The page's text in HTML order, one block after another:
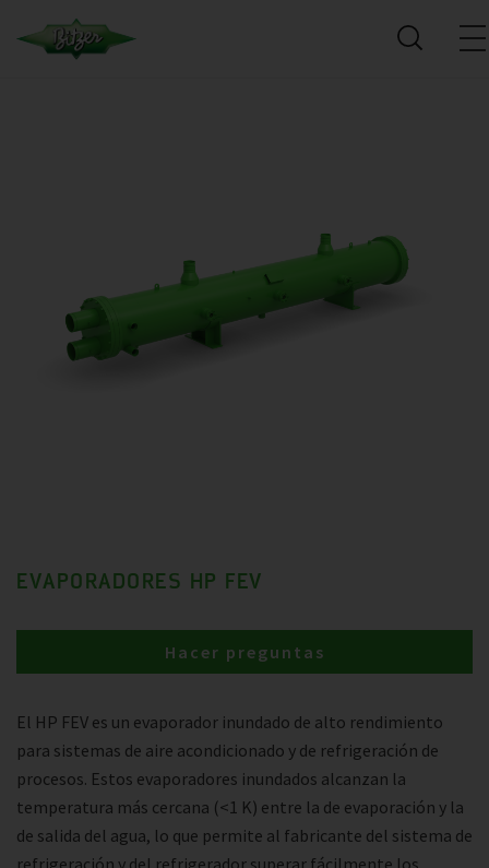
EVAPORADORES HP FEV
El HP FEV es un evaporador inundado de alto rendimiento
para sistemas de aire acondicionado y de refrigeración de
procesos. Estos evaporadores inundados alcanzan la
temperatura más cercana (<1 K) entre la de evaporación y la
de salida del agua, lo que permite al fabricante del sistema de
refrigeración y del refrigerador superar fácilmente los
Hacer preguntas